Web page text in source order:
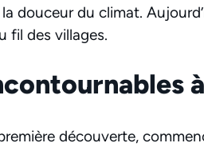
douceur du climat.
fil des villages.
découverte,